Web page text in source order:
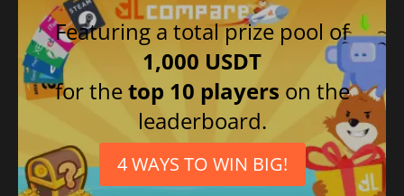
Featuring a total prize pool of
1,000 USDT
for thetop 10 players on the
leaderboard.
4 WAYS TO WIN BIG!